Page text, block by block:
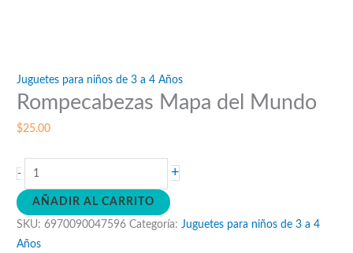
Juguetes para niños de 3 a 4 Años
Rompecabezas Mapa del Mundo
$25.00
-
Rompecabezas
Mapa
del
Mundo
cantidad
+
AÑADIR AL CARRITO
SKU:6970090047596 Categoría:Juguetes para niños de 3 a 4
Años